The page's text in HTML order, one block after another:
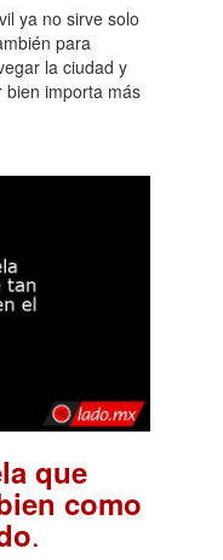
ya no sirve solo
para
la ciudad y
bien importa más
que
como
.